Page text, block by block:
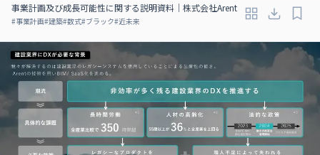
事業計画及び成長可能性に関する説明資料｜株式会社Arent
#事業計画#建築#数式#ブラック#近未来